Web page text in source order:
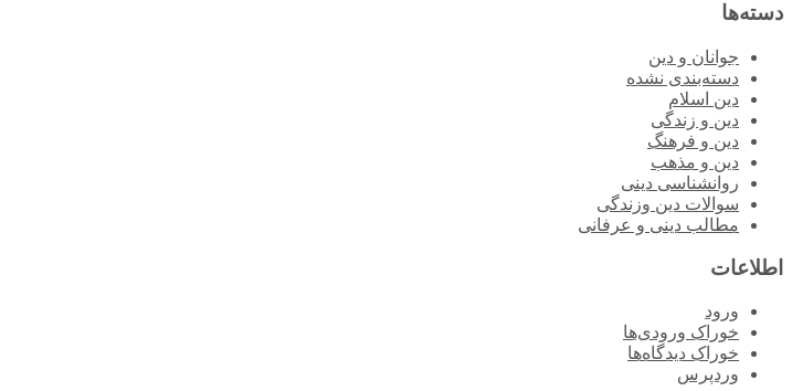
دسته‌ها
جوانان و دین
دسته‌بندی نشده
دین اسلام
دین و زندگی
دین و فرهنگ
دین و مذهب
روانشناسی دینی
سوالات دین وزندگی
مطالب دینی و عرفانی
اطلاعات
ورود
خوراک ورودی‌ها
خوراک دیدگاه‌ها
وردپرس